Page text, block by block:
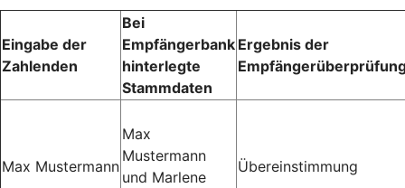
Eingabe der
Zahlenden
Bei
Empfängerbank
hinterlegte
Stammdaten
Ergebnis der
Max Mustermann
Max
Mustermann
und Marlene
Übereinstimmung